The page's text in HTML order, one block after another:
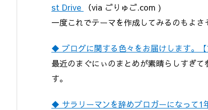
st Drive
（via ごりゅご.com )
一度これでテーマを作成してみるのもよさ
◆ ブログに関する色々をお届けします。【
最近のまぐにぃのまとめが素晴らしすぎ
す。
◆ サラリーマンを辞めブロガーになって1